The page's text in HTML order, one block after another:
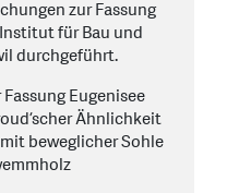
zur Fassung
für Bau und
durchgeführt.
Eugenisee
Ähnlichkeit
beweglicher Sohle